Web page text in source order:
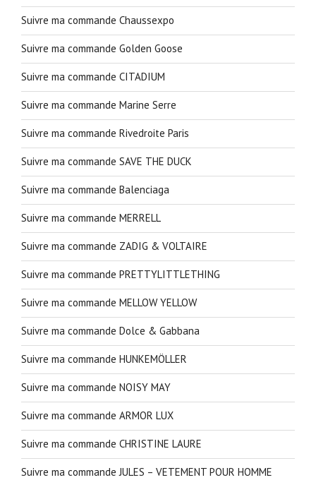
Suivre ma commande Chaussexpo
Suivre ma commande Golden Goose
Suivre ma commande CITADIUM
Suivre ma commande Marine Serre
Suivre ma commande Rivedroite Paris
Suivre ma commande SAVE THE DUCK
Suivre ma commande Balenciaga
Suivre ma commande MERRELL
Suivre ma commande ZADIG & VOLTAIRE
Suivre ma commande PRETTYLITTLETHING
Suivre ma commande MELLOW YELLOW
Suivre ma commande Dolce & Gabbana
Suivre ma commande HUNKEMÖLLER
Suivre ma commande NOISY MAY
Suivre ma commande ARMOR LUX
Suivre ma commande CHRISTINE LAURE
Suivre ma commande JULES – VETEMENT POUR HOMME